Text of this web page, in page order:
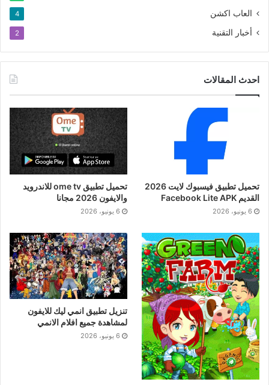
العاب اكشن 4
أخبار التقنية 2
احدث المقالات
تحميل تطبيق فيسبوك لايت 2026
القديم Facebook Lite APK
6 يونيو، 2026
تحميل تطبيق ome tv للاندرويد
والايفون 2026 مجانا
6 يونيو، 2026
تنزيل تطبيق انمي ليك للايفون
لمشاهدة جميع افلام الانمي
6 يونيو، 2026